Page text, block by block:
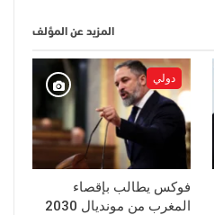
المزيد عن المؤلف
دولي
فوكس يطالب بإقصاء
المغرب من مونديال 2030